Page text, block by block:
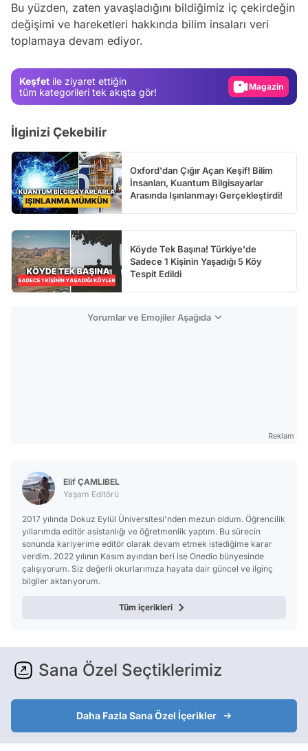
Bu yüzden, zaten yavaşladığını bildiğimiz iç çekirdeğin
değişimi ve hareketleri hakkında bilim insaları veri
toplamaya devam ediyor.
Keşfet ile ziyaret ettiğin
tüm kategorileri tek akışta gör!
Magazin
İlginizi Çekebilir
Oxford'dan Çığır Açan Keşif! Bilim
İnsanları, Kuantum Bilgisayarlar
Arasında Işınlanmayı Gerçekleştirdi!
Köyde Tek Başına! Türkiye'de
Sadece 1 Kişinin Yaşadığı 5 Köy
Tespit Edildi
Yorumlar ve Emojiler Aşağıda
Reklam
Elif ÇAMLIBEL
Yaşam Editörü
2017 yılında Dokuz Eylül Üniversitesi'nden mezun oldum. Öğrencilik
yıllarımda editör asistanlığı ve öğretmenlik yaptım. Bu sürecin
sonunda kariyerime editör olarak devam etmek istediğime karar
verdim. 2022 yılının Kasım ayından beri ise Onedio bünyesinde
çalışıyorum. Siz değerli okurlarımıza hayata dair güncel ve ilginç
bilgiler aktarıyorum.
Tüm içerikleri
Sana Özel Seçtiklerimiz
Daha Fazla Sana Özel İçerikler